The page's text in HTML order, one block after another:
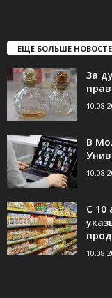
ЕЩЁ БОЛЬШЕ
За
В
С 10